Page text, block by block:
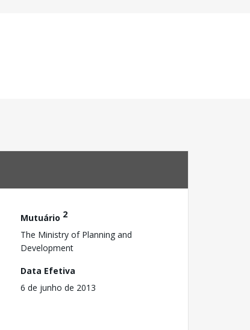
Mutuário 2
The Ministry of Planning and
Development
Data Efetiva
6 de junho de 2013